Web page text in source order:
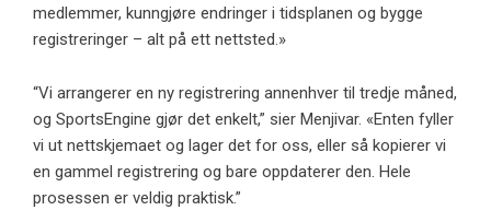
medlemmer, kunngjøre endringer i tidsplanen og bygge
registreringer – alt på ett nettsted.»
“Vi arrangerer en ny registrering annenhver til tredje måned,
og SportsEngine gjør det enkelt,” sier Menjivar. «Enten fyller
vi ut nettskjemaet og lager det for oss, eller så kopierer vi
en gammel registrering og bare oppdaterer den. Hele
prosessen er veldig praktisk.”